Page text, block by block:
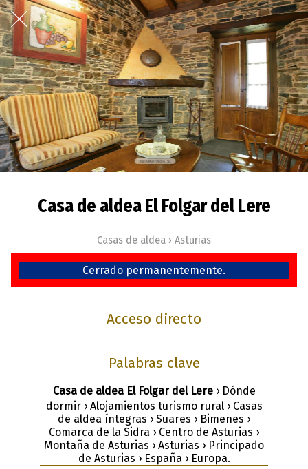
Casa de aldea El Folgar del Lere
Casas de aldea › Asturias
Cerrado permanentemente.
Acceso directo
Palabras clave
Casa de aldea El Folgar del Lere› Dónde
dormir › Alojamientos turismo rural › Casas
de aldea íntegras › Suares › Bimenes ›
Comarca de la Sidra › Centro de Asturias ›
Montaña de Asturias › Asturias › Principado
de Asturias › España › Europa.